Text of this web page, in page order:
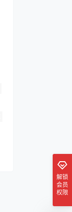
解锁
会员
权限